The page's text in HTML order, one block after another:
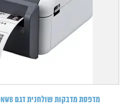
מדפסת מדבקות שולחנית דגם Brother - TD‑4550DNWB